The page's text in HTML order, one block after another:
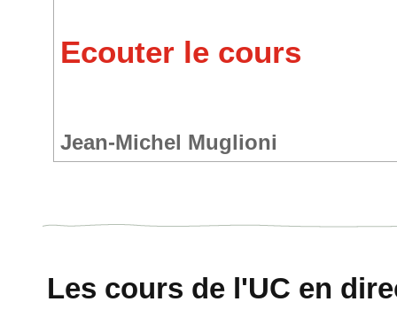
Ecouter le cours
Jean-Michel Muglioni
Les cours de l'UC en